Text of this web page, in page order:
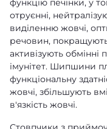
функцію печінки, у
отруєнні,
виділенню жовчі,
речовин,
активізують
імунітет. Шипшини
функціональну
жовчі, збільшують
в'язкість жовчі.